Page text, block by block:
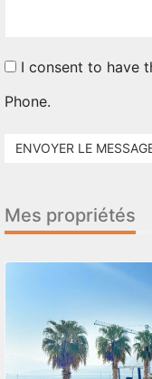
I consent to have
Phone.
ENVOYER LE
Mes propriétés